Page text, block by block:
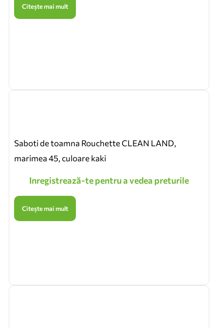
Citește mai mult
Saboti de toamna Rouchette CLEAN LAND,
marimea 45, culoare kaki
Inregistrează-te pentru a vedea preturile
Citește mai mult